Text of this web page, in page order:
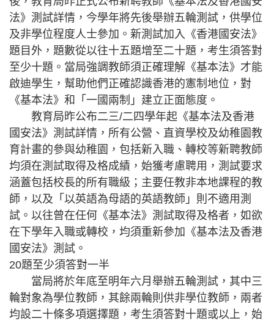
法》測試詳情，今學年將先後舉辦五輪測試，供學位
及非學位程度人士參加。新測試加入《香港國安法》
題目外，題數從以往十五題增至二十題，考生須答對
至少十題。當局強調教師須正確理解《基本法》才能
啟迪學生，幫助他們正確認識香港的憲制地位，對
《基本法》和「一國兩制」建立正面態度。
教育局昨公布二三/二四學年起《基本法及香港
國安法》測試詳情，所有公營、直資學校及幼稚園教
育計畫的參與幼稚園，包括新入職、轉校等新聘教師
均須在測試取得及格成績，始獲考慮聘用，測試要求
涵蓋包括校長的所有職級；主要任教非本地課程的教
師，以及「以英語為母語的英語教師」則不適用測
試。以往曾在任何《基本法》測試取得及格者，如欲
在下學年入職或轉校，均須重新參加《基本法及香港
國安法》測試。
20題至少須答對一半
當局將於年底至明年六月舉辦五輪測試，其中三
輪對象為學位教師，其餘兩輪則供非學位教師，兩者
均設二十條多項選擇題，考生須答對十題或以上，始